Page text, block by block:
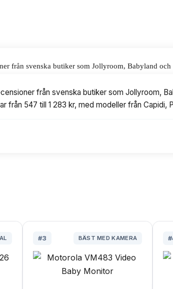
från svenska butiker som Jollyroom, Babyland
från svenska butiker som Jollyroom,
547 till 1 283 kr, med modeller från Capidi,
#3 BÄST MED KAMERA #